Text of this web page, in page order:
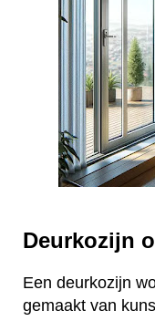
Deurkozijn
Een deurkozijn
gemaakt van